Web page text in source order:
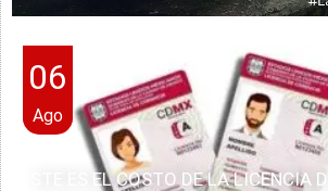
06
Ago
ESTE ES EL COSTO DE LA LICENCIA DE